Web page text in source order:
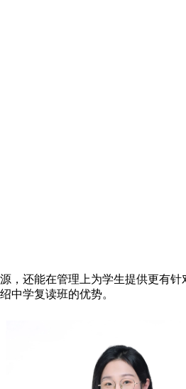
还能在管理上为学生提供更有针
中学复读班的优势。